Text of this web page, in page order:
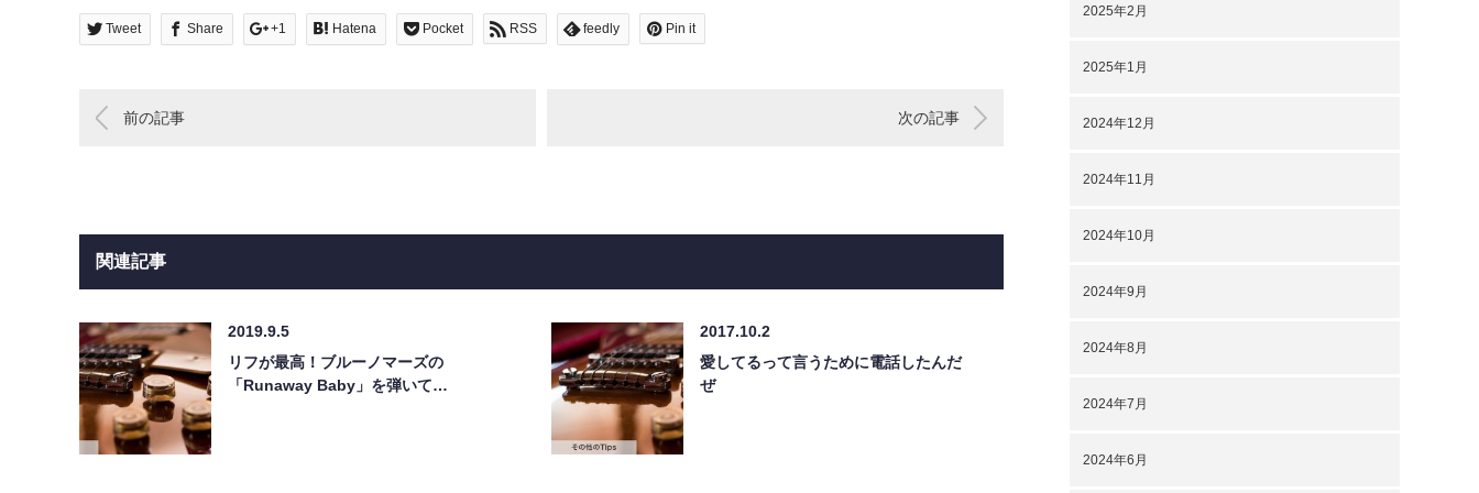
Tweet Share +1 Hatena Pocket RSS feedly Pin it
前の記事 次の記事
関連記事
2019.9.5
リフが最高！ブルーノマーズの
「Runaway Baby」を弾いて…
2017.10.2
愛してるって言うために電話したんだ
ぜ
2025年2月
2025年1月
2024年12月
2024年11月
2024年10月
2024年9月
2024年8月
2024年7月
2024年6月